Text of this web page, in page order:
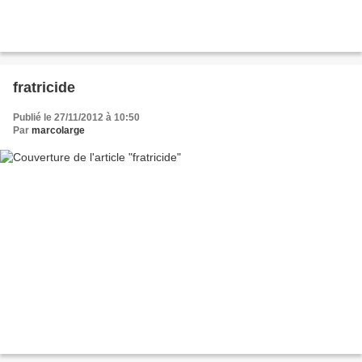
fratricide
Publié le 27/11/2012 à 10:50
Par marcolarge